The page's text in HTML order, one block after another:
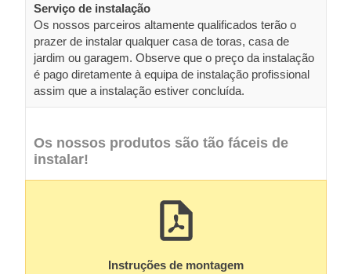
Serviço de instalação
Os nossos parceiros altamente qualificados terão o
prazer de instalar qualquer casa de toras, casa de
jardim ou garagem. Observe que o preço da instalação
é pago diretamente à equipa de instalação profissional
assim que a instalação estiver concluída.
Os nossos produtos são tão fáceis de
instalar!
Instruções de montagem